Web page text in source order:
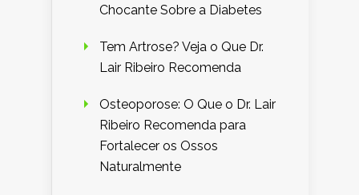
Chocante Sobre a Diabetes
Tem Artrose? Veja o Que Dr.
Lair Ribeiro Recomenda
Osteoporose: O Que o Dr. Lair
Ribeiro Recomenda para
Fortalecer os Ossos
Naturalmente